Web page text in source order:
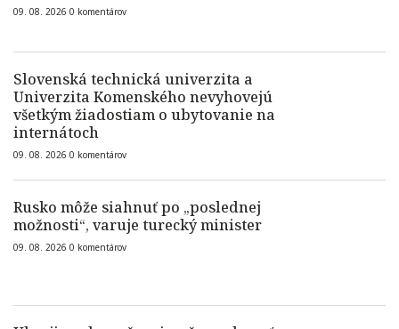
09. 08. 2026 0 komentárov
Slovenská technická univerzita a
Univerzita Komenského nevyhovejú
všetkým žiadostiam o ubytovanie na
internátoch
09. 08. 2026 0 komentárov
Rusko môže siahnuť po „poslednej
možnosti“, varuje turecký minister
09. 08. 2026 0 komentárov